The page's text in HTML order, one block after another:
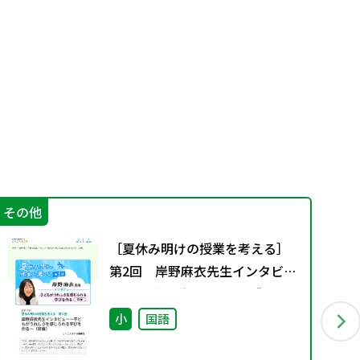
その他
［夏休み明けの授業を考える］
第2回 岸野麻衣先生インタビュ
ー～子どもがうれしさを感じら
れる学びを作る～（前編）
小 国語